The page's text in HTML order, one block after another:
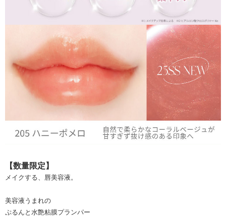
【数量限定】
メイクする、唇美容液。
美容液うまれの
ぷるんと水艶粘膜プランパー